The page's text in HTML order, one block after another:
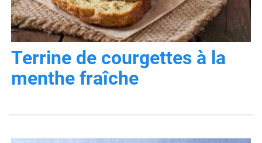
Terrine de courgettes à la
menthe fraîche